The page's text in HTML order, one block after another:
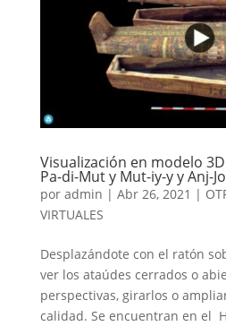
Visualización en modelo
Pa-di-Mut y Mut-iy-y y Anj-
por admin | Abr 26, 2021 |
VIRTUALES
Desplazándote con el ratón
ver los ataúdes cerrados o
perspectivas, girarlos o
calidad. Se encuentran en el